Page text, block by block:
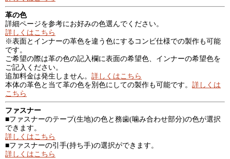
革の色
詳細ページを参考にお好みの色選んでください。
詳しくはこちら
※表面とインナーの革色を違う色にするコンビ仕様での製作も可能
です。
ご希望の際は革の色の記入欄に表面の希望色、インナーの希望色を
ご記入ください。
追加料金は発生しません。 詳しくはこちら
本体の革色と当て革の色を別色にしての製作も可能です。 詳しくは
こちら
ファスナー
■ファスナーのテープ(生地)の色と務歯(噛み合わせ部分)の色が選択
できます。
詳しくはこちら
■ファスナーの引手(持ち手)の選択ができます。
詳しくはこちら